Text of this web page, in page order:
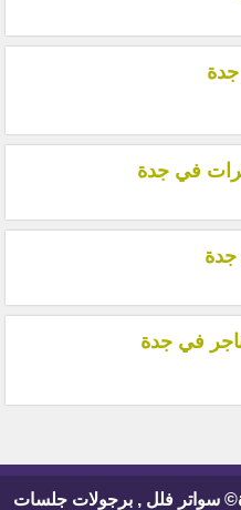
في جدة
جدة
في جدة
سواتر فلل , برجولات جلسات